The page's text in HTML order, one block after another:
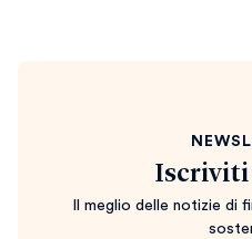
Iscriviti
Il meglio delle notizie di